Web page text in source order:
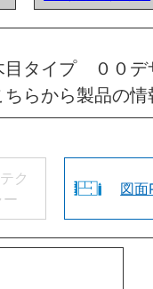
タイプ ００
らから製品の情
ク
ー
図面